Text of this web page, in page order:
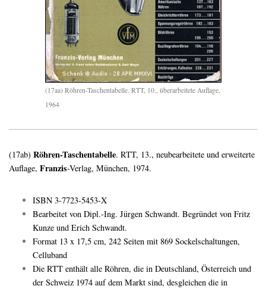
(17aa) Röhren-Taschentabelle. RTT, 10., überarbeitete Auflage,
1964
(17ab) Röhren-Taschentabelle. RTT, 13., neubearbeitete und erweiterte
Auflage, Franzis-Verlag, München, 1974.
ISBN 3-7723-5453-X
Bearbeitet von Dipl.-Ing. Jürgen Schwandt. Begründet von Fritz
Kunze und Erich Schwandt.
Format 13 x 17,5 cm, 242 Seiten mit 869 Sockelschaltungen,
Celluband
Die RTT enthält alle Röhren, die in Deutschland, Österreich und
der Schweiz 1974 auf dem Markt sind, desgleichen die in